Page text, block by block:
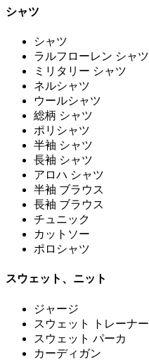
シャツ
シャツ
ラルフローレン シャツ
ミリタリー シャツ
ネルシャツ
ウールシャツ
総柄 シャツ
ポリシャツ
半袖 シャツ
長袖 シャツ
アロハ シャツ
半袖 ブラウス
長袖 ブラウス
チュニック
カットソー
ポロシャツ
スウェット、ニット
ジャージ
スウェット トレーナー
スウェット パーカ
カーディガン